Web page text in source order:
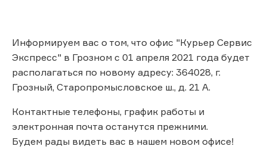
Информируем вас о том, что офис "Курьер Сервис
Экспресс" в Грозном с 01 апреля 2021 года будет
располагаться по новому адресу: 364028, г.
Грозный, Старопромысловское ш., д. 21 А.
Контактные телефоны, график работы и
электронная почта останутся прежними.
Будем рады видеть вас в нашем новом офисе!